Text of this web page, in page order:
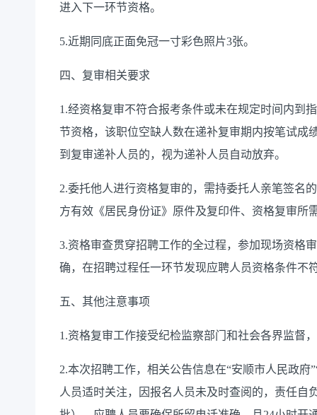
进入下一环节资格。
5.近期同底正面免冠一寸彩色照片3张。
四、复审相关要求
1.经资格复审不符合报考条件或未在规定时间内到
节资格，该职位空缺人数在递补复审期内按笔试成
到复审递补人员的，视为递补人员自动放弃。
2.委托他人进行资格复审的，需持委托人亲笔签名
方有效《居民身份证》原件及复印件、资格复审所
3.资格审查贯穿招聘工作的全过程，参加现场资格
确，在招聘过程任一环节发现应聘人员资格条件不
五、其他注意事项
1.资格复审工作接受纪检监察部门和社会各界监督
2.本次招聘工作，相关公告信息在“安顺市人民政
人员适时关注，因报名人员未及时查阅的，责任自